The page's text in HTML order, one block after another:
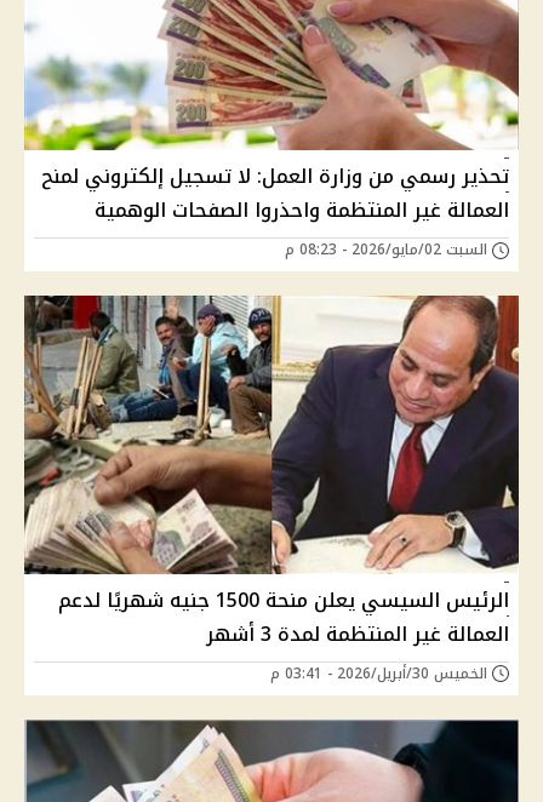
تحذير رسمي من وزارة العمل: لا تسجيل إلكتروني لمنح
العمالة غير المنتظمة واحذروا الصفحات الوهمية
السبت 02/مايو/2026 - 08:23 م
الرئيس السيسي يعلن منحة 1500 جنيه شهريًا لدعم
العمالة غير المنتظمة لمدة 3 أشهر
الخميس 30/أبريل/2026 - 03:41 م